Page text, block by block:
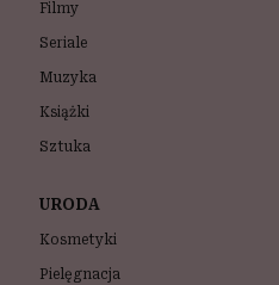
Filmy
Seriale
Muzyka
Książki
Sztuka
URODA
Kosmetyki
Pielęgnacja